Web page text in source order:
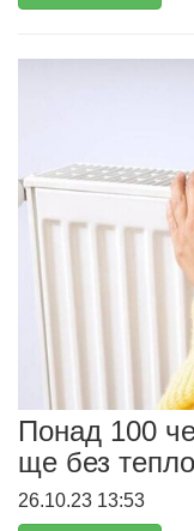
Понад 100
ще без
26.10.23 13:53